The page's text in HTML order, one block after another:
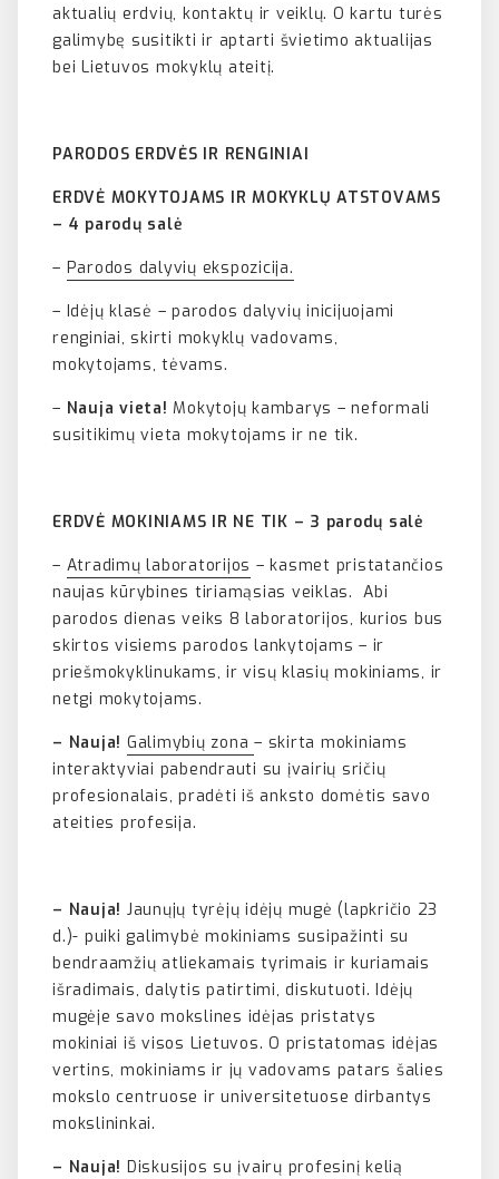
aktualių erdvių, kontaktų ir veiklų. O kartu turės
galimybę susitikti ir aptarti švietimo aktualijas
bei Lietuvos mokyklų ateitį.
PARODOS ERDVĖS IR RENGINIAI
ERDVĖ MOKYTOJAMS IR MOKYKLŲ ATSTOVAMS
– 4 parodų salė
– Parodos dalyvių ekspozicija.
– Idėjų klasė – parodos dalyvių inicijuojami
renginiai, skirti mokyklų vadovams,
mokytojams, tėvams.
– Nauja vieta!Mokytojų kambarys – neformali
susitikimų vieta mokytojams ir ne tik.
ERDVĖ MOKINIAMS IR NE TIK – 3 parodų salė
– Atradimų laboratorijos – kasmet pristatančios
naujas kūrybines tiriamąsias veiklas. Abi
parodos dienas veiks 8 laboratorijos, kurios bus
skirtos visiems parodos lankytojams – ir
priešmokyklinukams, ir visų klasių mokiniams, ir
netgi mokytojams.
– Nauja! Galimybių zona – skirta mokiniams
interaktyviai pabendrauti su įvairių sričių
profesionalais, pradėti iš anksto domėtis savo
ateities profesija.
– Nauja! Jaunųjų tyrėjų idėjų mugė (lapkričio 23
d.)- puiki galimybė mokiniams susipažinti su
bendraamžių atliekamais tyrimais ir kuriamais
išradimais, dalytis patirtimi, diskutuoti. Idėjų
mugėje savo mokslines idėjas pristatys
mokiniai iš visos Lietuvos. O pristatomas idėjas
vertins, mokiniams ir jų vadovams patars šalies
mokslo centruose ir universitetuose dirbantys
mokslininkai.
– Nauja! Diskusijos su įvairų profesinį kelią